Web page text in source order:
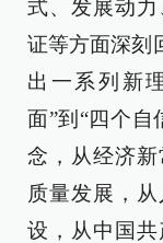
式、发展动
证等方面深刻
出一系列新
面”到“四个自
念，从经济
质量发展，
设，从中国